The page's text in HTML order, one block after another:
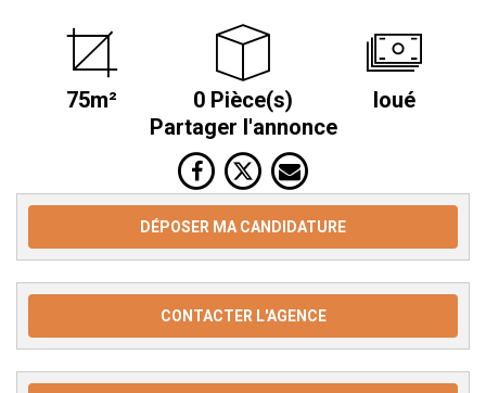
75m² 0 Pièce(s)
loué
Partager l'annonce
DÉPOSER MA CANDIDATURE
CONTACTER L'AGENCE